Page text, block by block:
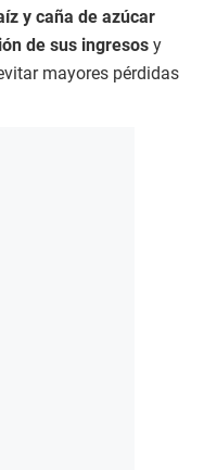
y caña de azúcar
de sus ingresos y
mayores pérdidas